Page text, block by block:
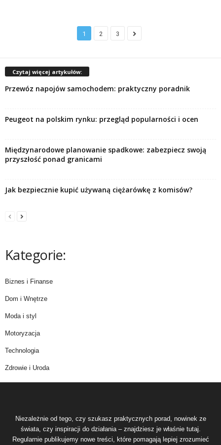
1 2 3
Czytaj więcej artykułów:
Przewóz napojów samochodem: praktyczny poradnik
Peugeot na polskim rynku: przegląd popularności i ocen
Międzynarodowe planowanie spadkowe: zabezpiecz swoją
przyszłość ponad granicami
Jak bezpiecznie kupić używaną ciężarówkę z komisów?
Kategorie:
Biznes i Finanse
Dom i Wnętrze
Moda i styl
Motoryzacja
Technologia
Zdrowie i Uroda
Niezależnie od tego, czy szukasz praktycznych porad, nowinek ze
świata, czy inspiracji do działania – znajdziesz je właśnie tutaj.
Regularnie publikujemy nowe treści, które pomagają lepiej zrozumieć